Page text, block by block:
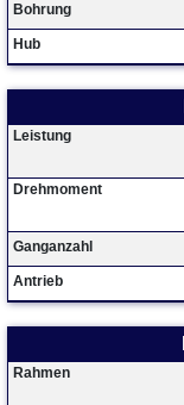
Bohrung
Hub
Leistung
Drehmoment
Ganganzahl
Antrieb
Rahmen